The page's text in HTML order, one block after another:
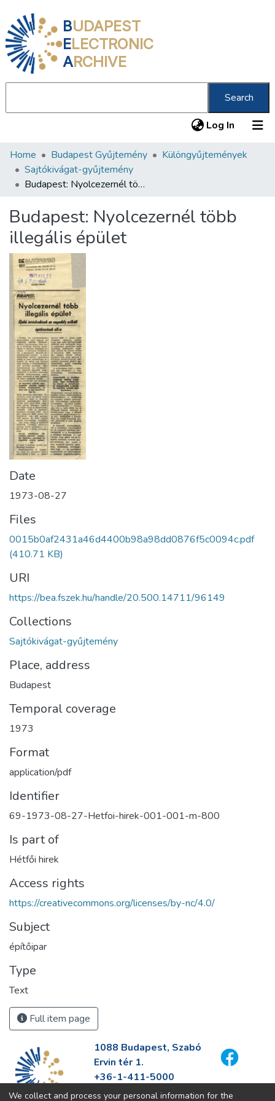
BUDAPEST
ELECTRONIC
ARCHIVE
Search
Log In (current)
Communities & Collections
All of DSpace
About us
Home Budapest Gyűjtemény
Különgyűjtemények
Sajtókivágat-gyűjtemény
Budapest: Nyolcezernél több illegális épület
Budapest: Nyolcezernél több
illegális épület
Date
1973-08-27
Files
0015b0af2431a46d4400b98a98dd0876f5c0094c.pdf
(410.71 KB)
URI
https://bea.fszek.hu/handle/20.500.14711/96149
Collections
Sajtókivágat-gyűjtemény
Place, address
Budapest
Temporal coverage
1973
Format
application/pdf
Identifier
69-1973-08-27-Hetfoi-hirek-001-001-m-800
Is part of
Hétfői hirek
Access rights
https://creativecommons.org/licenses/by-nc/4.0/
Subject
építőipar
Type
Text
Full item page
1088 Budapest, Szabó
Ervin tér 1.
+36-1-411-5000
info@fszek.hu
We collect and process your personal information for the